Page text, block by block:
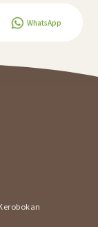
WhatsApp